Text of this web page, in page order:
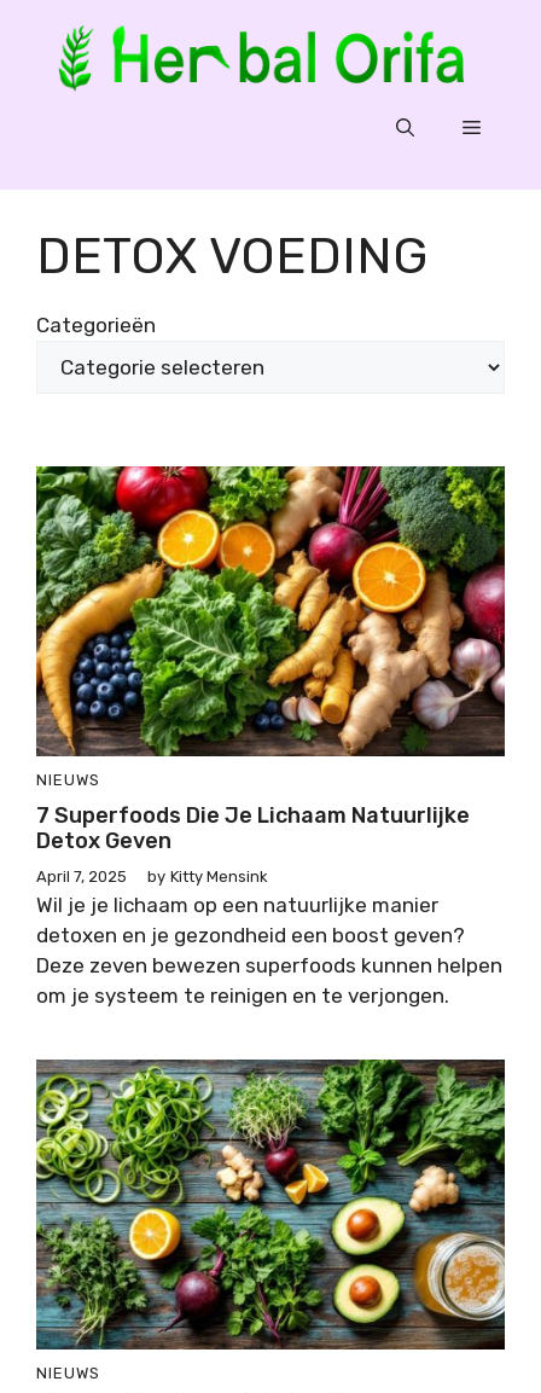
Menu
DETOX VOEDING
Categorieën
NIEUWS
7 Superfoods Die Je Lichaam Natuurlijke
Detox Geven
April 7, 2025 by Kitty Mensink
Wil je je lichaam op een natuurlijke manier
detoxen en je gezondheid een boost geven?
Deze zeven bewezen superfoods kunnen helpen
om je systeem te reinigen en te verjongen.
NIEUWS